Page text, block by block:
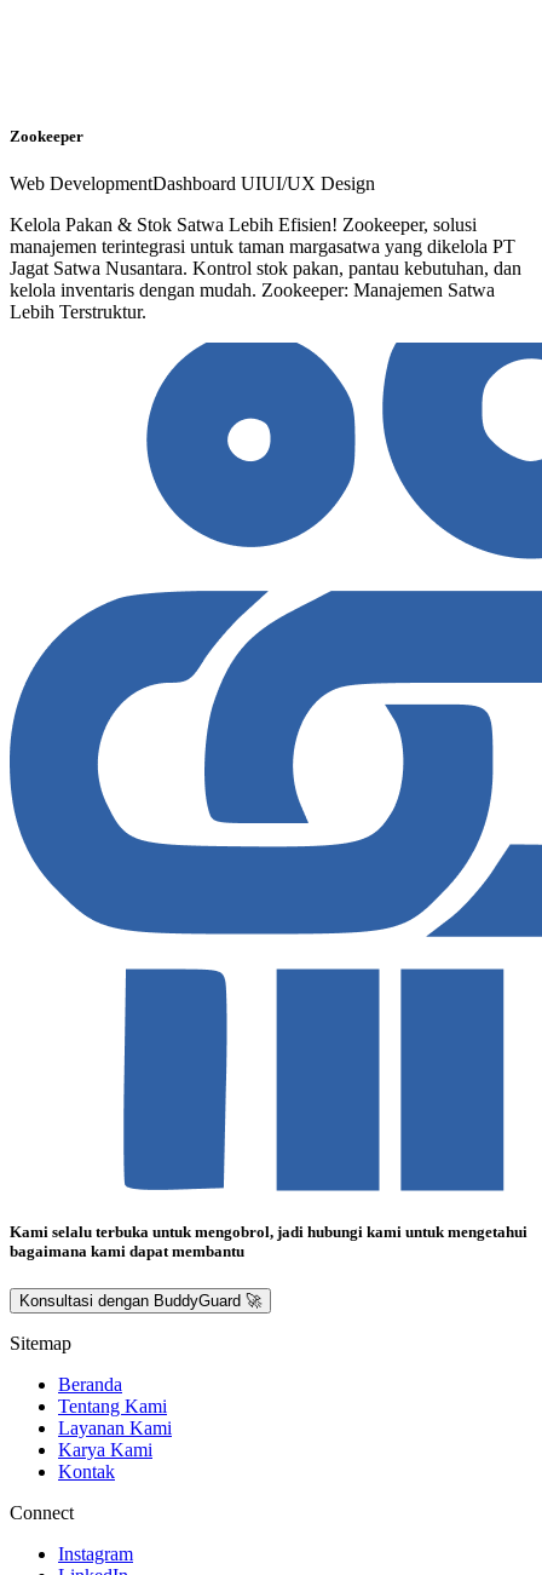
Zookeeper
Web DevelopmentDashboard UIUI/UX Design
Kelola Pakan & Stok Satwa Lebih Efisien! Zookeeper, solusi
manajemen terintegrasi untuk taman margasatwa yang dikelola PT
Jagat Satwa Nusantara. Kontrol stok pakan, pantau kebutuhan, dan
kelola inventaris dengan mudah. Zookeeper: Manajemen Satwa
Lebih Terstruktur.
Kami selalu terbuka untuk mengobrol, jadi hubungi kami untuk mengetahui
bagaimana kami dapat membantu
Konsultasi dengan BuddyGuard 🚀
Sitemap
Beranda
Tentang Kami
Layanan Kami
Karya Kami
Kontak
Connect
Instagram